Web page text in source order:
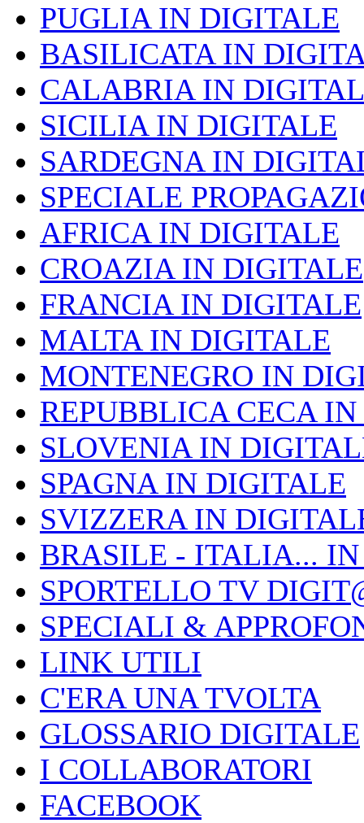
PUGLIA IN DIGITALE
BASILICATA IN
CALABRIA IN
SICILIA IN DIGITALE
SARDEGNA IN
SPECIALE
AFRICA IN DIGITALE
CROAZIA IN DIGITALE
FRANCIA IN DIGITALE
MALTA IN DIGITALE
MONTENEGRO IN
REPUBBLICA CECA
SLOVENIA IN
SPAGNA IN DIGITALE
SVIZZERA IN
BRASILE - ITALIA...
SPORTELLO TV
SPECIALI &
LINK UTILI
C'ERA UNA TVOLTA
GLOSSARIO DIGITALE
I COLLABORATORI
FACEBOOK